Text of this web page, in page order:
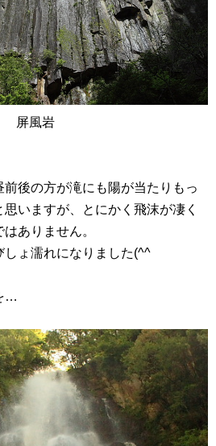
屏風岩
後の方が滝にも陽が当たりもっ
いますが、とにかく飛沫が凄く
ありません。
ょ濡れになりました(^^ゞ
…